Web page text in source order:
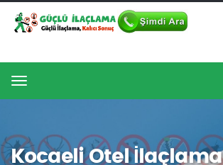
Menu
Kocaeli Otel İlaçlama